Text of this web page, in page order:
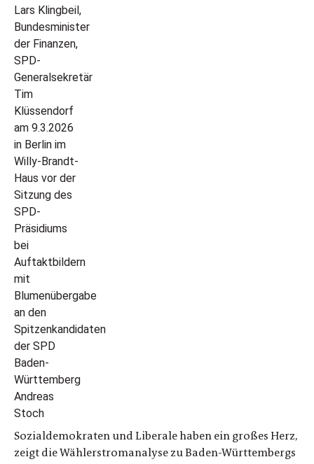
Sozialdemokraten und Liberale haben ein großes Herz,
zeigt die Wählerstromanalyse zu Baden-Württembergs